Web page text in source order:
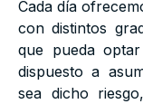
Cada día
con distintos
que pueda
dispuesto a
sea dicho